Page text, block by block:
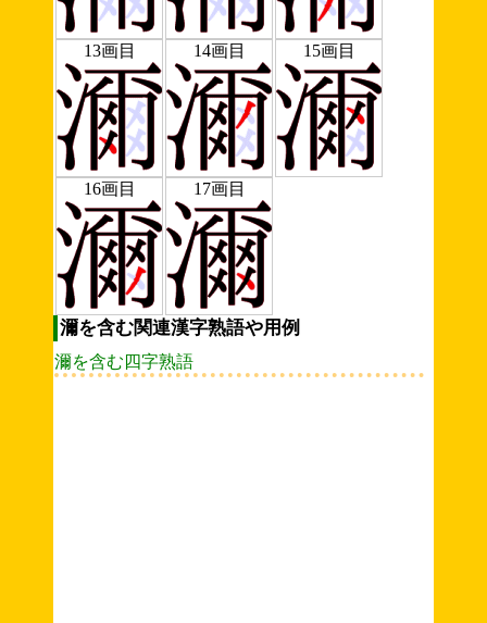
13画目 14画目 15画目
16画目 17画目
濔を含む関連漢字熟語や用例
濔を含む四字熟語